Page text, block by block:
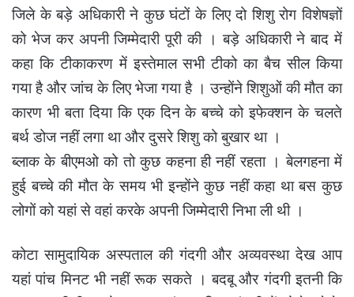
जिले के बड़े अधिकारी ने कुछ घंटों के लिए दो शिशु रोग विशेषज्ञों
को भेज कर अपनी जिम्मेदारी पूरी की । बड़े अधिकारी ने बाद में
कहा कि टीकाकरण में इस्तेमाल सभी टीको का बैच सील किया
गया है और जांच के लिए भेजा गया है । उन्होंने शिशुओं की मौत का
कारण भी बता दिया कि एक दिन के बच्चे को इफेक्शन के चलते
बर्थ डोज नहीं लगा था और दुसरे शिशु को बुखार था ।
ब्लाक के बीएमओ को तो कुछ कहना ही नहीं रहता । बेलगहना में
हुई बच्चे की मौत के समय भी इन्होंने कुछ नहीं कहा था बस कुछ
लोगों को यहां से वहां करके अपनी जिम्मेदारी निभा ली थी ।
कोटा सामुदायिक अस्पताल की गंदगी और अव्यवस्था देख आप
यहां पांच मिनट भी नहीं रूक सकते । बदबू और गंदगी इतनी कि